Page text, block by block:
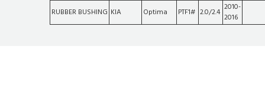
RUBBER BUSHING KIA Optima PTF1# 2.0/2.4 2010-
2016